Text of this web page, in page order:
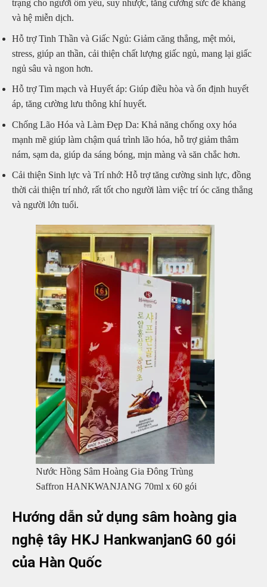
trạng cho người ốm yếu, suy nhược, tăng cường sức đề kháng
và hệ miễn dịch.
Hỗ trợ Tinh Thần và Giấc Ngủ: Giảm căng thẳng, mệt mỏi,
stress, giúp an thần, cải thiện chất lượng giấc ngủ, mang lại giấc
ngủ sâu và ngon hơn.
Hỗ trợ Tim mạch và Huyết áp: Giúp điều hòa và ổn định huyết
áp, tăng cường lưu thông khí huyết.
Chống Lão Hóa và Làm Đẹp Da: Khả năng chống oxy hóa
mạnh mẽ giúp làm chậm quá trình lão hóa, hỗ trợ giảm thâm
nám, sạm da, giúp da sáng bóng, mịn màng và săn chắc hơn.
Cải thiện Sinh lực và Trí nhớ: Hỗ trợ tăng cường sinh lực, đồng
thời cải thiện trí nhớ, rất tốt cho người làm việc trí óc căng thẳng
và người lớn tuổi.
Nước Hồng Sâm Hoàng Gia Đông Trùng
Saffron HANKWANJANG 70ml x 60 gói
Hướng dẫn sử dụng sâm hoàng gia
nghệ tây HKJ HankwanjanG 60 gói
của Hàn Quốc